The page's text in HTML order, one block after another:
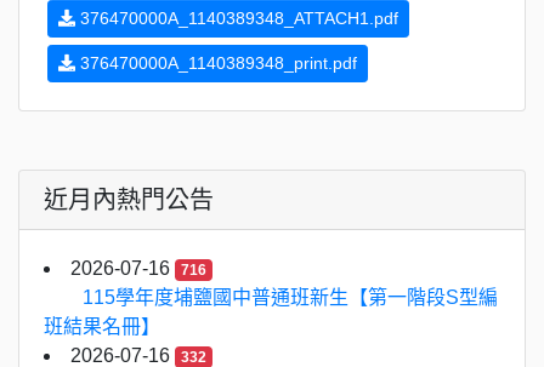
376470000A_1140389348_ATTACH1.pdf
376470000A_1140389348_print.pdf
近月內熱門公告
2026-07-16 716
115學年度埔鹽國中普通班新生【第一階段S型編
班結果名冊】
2026-07-16
332